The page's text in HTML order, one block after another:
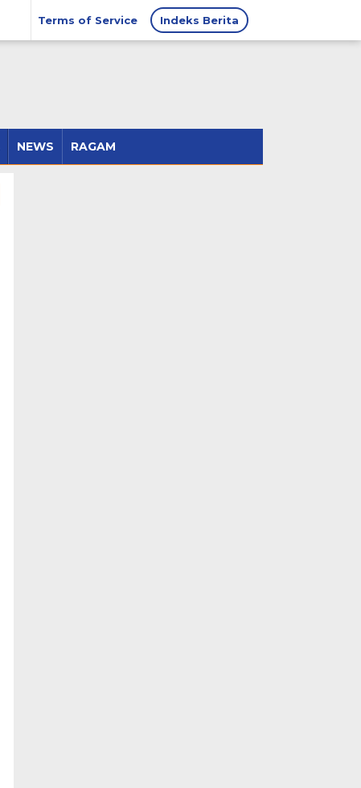
Terms of Service Indeks Berita
NEWS RAGAM